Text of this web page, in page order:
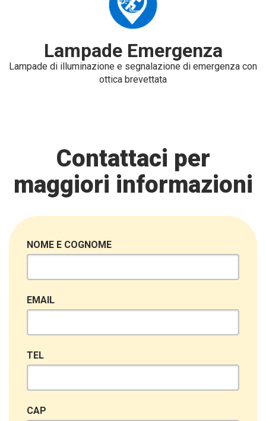
Lampade Emergenza
Lampade di illuminazione e segnalazione di emergenza con
ottica brevettata
Contattaci per
maggiori informazioni
NOME E COGNOME
EMAIL
TEL
CAP